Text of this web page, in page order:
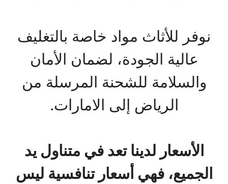
نوفر للأثاث مواد خاصة بالتغليف
عالية الجودة، لضمان الأمان
والسلامة للشحنة المرسلة من
الرياض إلى الامارات.
الأسعار لدينا تعد في متناول يد
الجميع، فهي أسعار تنافسية ليس